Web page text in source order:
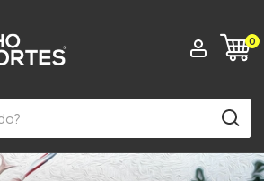
0